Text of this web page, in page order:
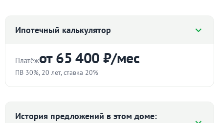
Ипотечный калькулятор
Платёжот 65 400 ₽/мес
ПВ 30%, 20 лет, ставка 20%
История предложений в этом доме: